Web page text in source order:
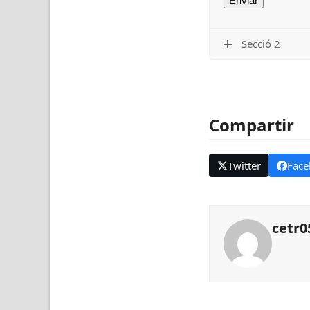
Secció 2
Compartir
Twitter